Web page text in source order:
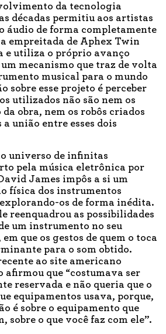
da tecnologia
décadas permitiu aos artistas
áudio de forma completamente
empreitada de Aphex Twin
e utiliza o próprio avanço
mecanismo que traz de volta
musical para o mundo
sobre esse projeto é perceber
utilizados não são nem os
obra, nem os robôs criados
união entre esses dois
universo de infinitas
pela música eletrônica por
James impôs a si um
física dos instrumentos
os de forma inédita.
reenquadrou as possibilidades
um instrumento no seu
que os gestos de quem o toca
para o som obtido.
ao site americano
afirmou que “costumava ser
reservada e não queria que o
equipamentos usava, porque,
é sobre o equipamento que
sobre o que você faz com ele”.